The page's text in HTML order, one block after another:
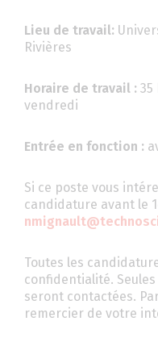
Lieu de travail:
Rivières
Horaire de travail : 35
vendredi
Entrée en fonction :
Si ce poste vous
candidature avant le
Toutes les
confidentialité.
seront contactées.
remercier de votre